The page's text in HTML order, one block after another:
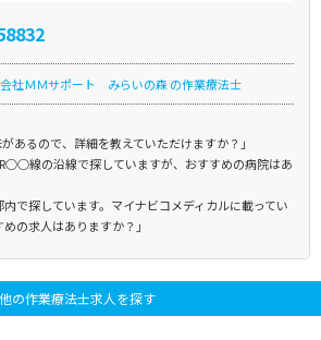
社ＭＭサポート みらいの森 の作業療法士
あるので、詳細を教えていただけますか？」
線の沿線で探していますが、おすすめの病院はあ
内で探しています。マイナビコメディカルに載ってい
求人はありますか？」
他の作業療法士求人を探す